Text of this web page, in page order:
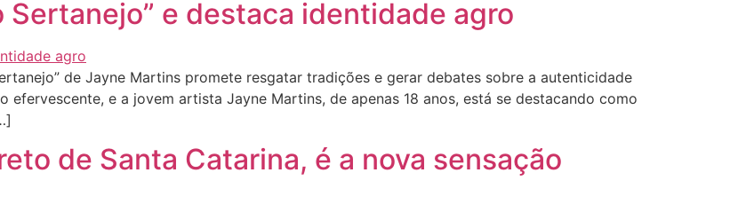
e destaca identidade agro
de Jayne Martins promete resgatar tradições e gerar debates sobre a autenticidade
efervescente, e a jovem artista Jayne Martins, de apenas 18 anos, está se destacando como
de Santa Catarina, é a nova sensação